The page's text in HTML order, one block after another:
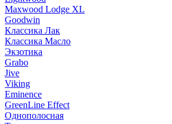
Maxwood Lodge XL
Goodwin
Классика Лак
Классика Масло
Экзотика
Grabo
Jive
Viking
Eminence
GreenLine Effect
Однополосная